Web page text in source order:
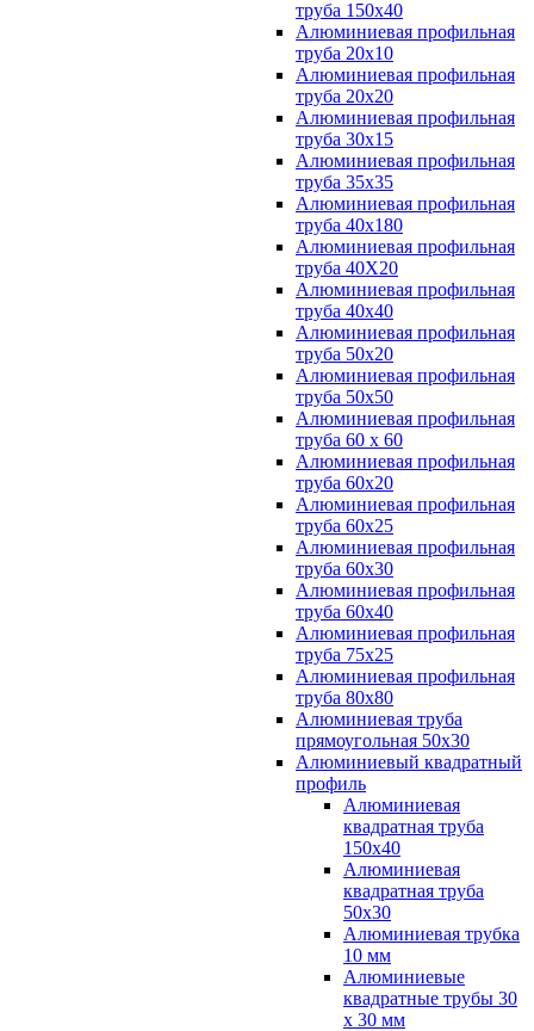
труба 150х40
Алюминиевая профильная
труба 20х10
Алюминиевая профильная
труба 20х20
Алюминиевая профильная
труба 30х15
Алюминиевая профильная
труба 35х35
Алюминиевая профильная
труба 40х180
Алюминиевая профильная
труба 40Х20
Алюминиевая профильная
труба 40х40
Алюминиевая профильная
труба 50х20
Алюминиевая профильная
труба 50х50
Алюминиевая профильная
труба 60 х 60
Алюминиевая профильная
труба 60х20
Алюминиевая профильная
труба 60х25
Алюминиевая профильная
труба 60х30
Алюминиевая профильная
труба 60х40
Алюминиевая профильная
труба 75х25
Алюминиевая профильная
труба 80х80
Алюминиевая труба
прямоугольная 50х30
Алюминиевый квадратный
профиль
Алюминиевая
квадратная труба
150х40
Алюминиевая
квадратная труба
50х30
Алюминиевая трубка
10 мм
Алюминиевые
квадратные трубы 30
х 30 мм